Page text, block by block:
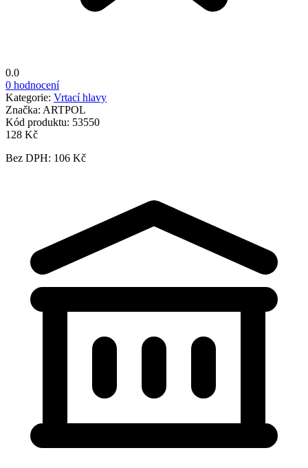
0.0
0 hodnocení
Kategorie: Vrtací hlavy
Značka: ARTPOL
Kód produktu: 53550
128 Kč
Bez DPH: 106 Kč